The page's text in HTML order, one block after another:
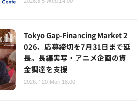
Tokyo Gap-Financing Market 2
026、応募締切を7月31日まで延
長。長編実写・アニメ企画の資
金調達を支援
2026.7.20 Mon 18:00